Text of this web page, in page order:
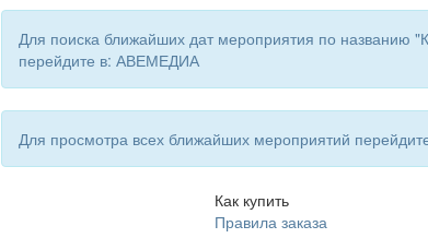
Для поиска ближайших дат мероприятия по
перейдите в: АВЕМЕДИА
Для просмотра всех ближайших мероприятий
Как купить
Правила заказа